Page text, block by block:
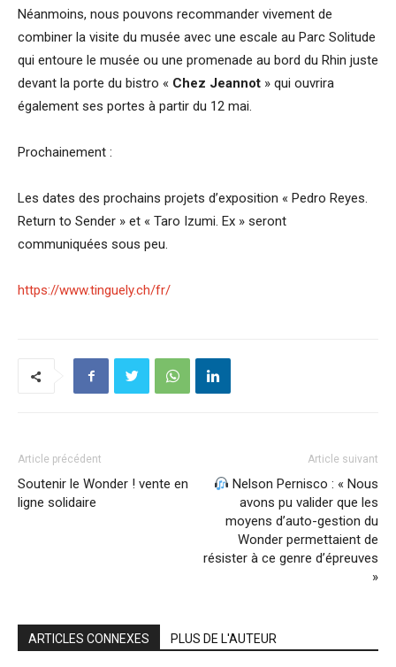
Néanmoins, nous pouvons recommander vivement de
combiner la visite du musée avec une escale au Parc Solitude
qui entoure le musée ou une promenade au bord du Rhin juste
devant la porte du bistro « Chez Jeannot » qui ouvrira
également ses portes à partir du 12 mai.
Prochainement :
Les dates des prochains projets d’exposition « Pedro Reyes.
Return to Sender » et « Taro Izumi. Ex » seront
communiquées sous peu.
https://www.tinguely.ch/fr/
Article précédent
Soutenir le Wonder ! vente en
ligne solidaire
Article suivant
Nelson Pernisco : « Nous
avons pu valider que les
moyens d’auto-gestion du
Wonder permettaient de
résister à ce genre d’épreuves
»
ARTICLES CONNEXES PLUS DE L'AUTEUR